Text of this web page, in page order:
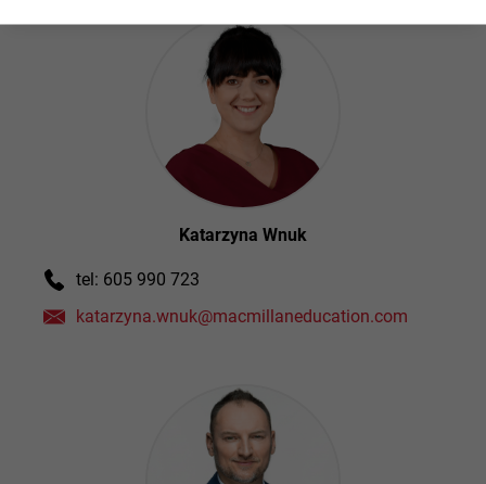
Katarzyna Wnuk
tel: 605 990 723
katarzyna.wnuk@macmillaneducation.com